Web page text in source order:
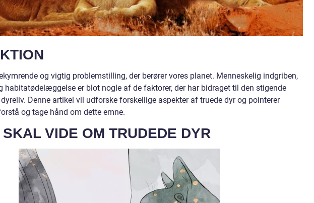
og vigtig problemstilling, der berører vores planet. Menneskelig indgriben,
habitatødelæggelse er blot nogle af de faktorer, der har bidraget til den stigende
Denne artikel vil udforske forskellige aspekter af truede dyr og pointerer
og tage hånd om dette emne.
VIDE OM TRUDEDE DYR